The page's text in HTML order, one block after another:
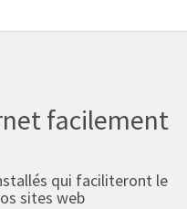
facilement
qui faciliteront le
sites web